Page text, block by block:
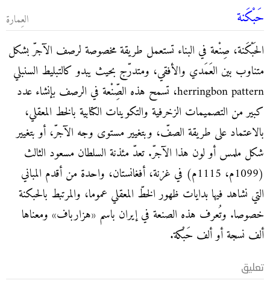
حَبْكَنة العِمارة
الحَبْكَنة، صِنْعة في البناء تستعمل طريقة مخصوصة لرصف الآجرّ بشكل
متناوب بين العَمَدي والأفقي، ومتدرّج بحيث يبدو كالتبليط السنبلي
herringbon pattern، تسمح هذه الصِّنْعة في الرصف بإنشاء عدد
كبير من التصميمات الزخرفية والتكوينات الكتابية بالخط المعقلي،
بالاعتماد على طريقة الصفّ، وبتغيير مستوى وجه الآجرّ، أو بتغيير
شكل ملمس أو لون هذا الآجرّ. تعدّ مئذنة السلطان مسعود الثالث
(1099م، 1115م) في غزنة، أفغانستان، واحدة من أقدم المباني
التي نشاهد فيها بدايات ظهور الخطّ المعقلي عموما، والمرتبط بالحبكنة
خصوصا. وتُعرف هذه الصنعة في إيران باسم «هزارباف» ومعناها
ألف نسجة أو ألف حَبْكة.
تعليق